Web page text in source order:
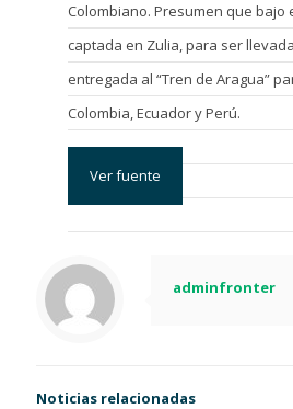
Colombiano. Presumen que bajo
captada en Zulia, para ser
entregada al “Tren de Aragua”
Colombia, Ecuador y Perú.
Ver fuente
adminfronter
Noticias relacionadas